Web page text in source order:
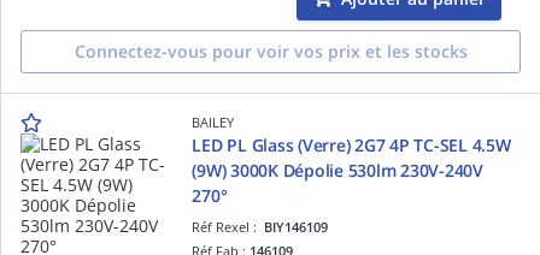
Connectez-vous pour voir vos prix et les stocks
BAILEY
LED PL Glass (Verre) 2G7 4P TC-SEL 4.5W
(9W) 3000K Dépolie 530lm 230V-240V
270°
Réf Rexel : BIY146109
Réf Fab : 146109